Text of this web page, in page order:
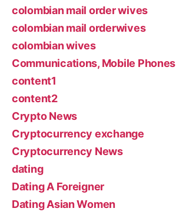
colombian mail order wives
colombian mail orderwives
colombian wives
Communications, Mobile Phones
content1
content2
Crypto News
Cryptocurrency exchange
Cryptocurrency News
dating
Dating A Foreigner
Dating Asian Women